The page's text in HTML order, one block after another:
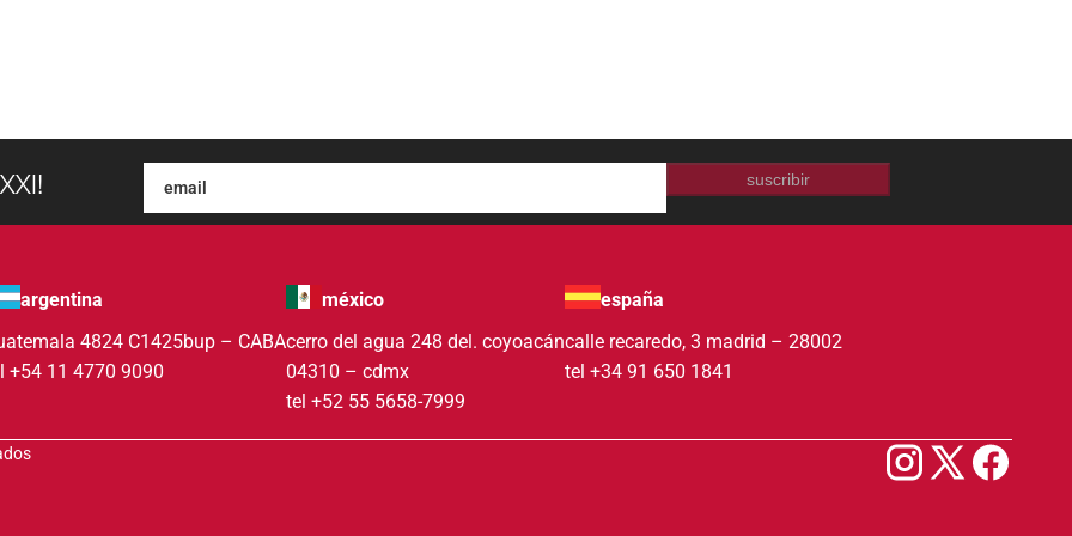
suscribir
argentina
4824 C1425bup – CABA
+54 11 4770 9090
méxico
cerro del agua 248 del. coyoacán
04310 – cdmx
tel +52 55 5658-7999
españa
calle recaredo, 3 madrid – 28002
tel +34 91 650 1841